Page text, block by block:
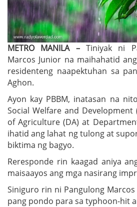
METRO MANILA – Tiniyak ni
Marcos Junior na maihahatid
residenteng naapektuhan sa
Aghon.
Ayon kay PBBM, inatasan na
Social Welfare and Development
of Agriculture (DA) at
ihatid ang lahat ng tulong at
biktima ng bagyo.
Reresponde rin kaagad aniya
maisaayos ang mga nasirang
Siniguro rin ni Pangulong
pang pondo para sa typhoon-hit